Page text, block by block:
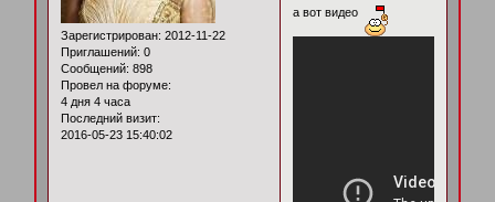
Зарегистрирован: 2012-11-22
Приглашений: 0
Сообщений: 898
Провел на форуме:
4 дня 4 часа
Последний визит:
2016-05-23 15:40:02
а вот видео